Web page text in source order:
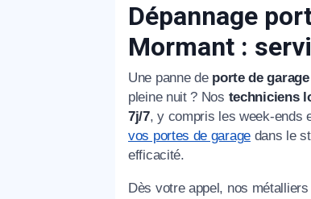
Dépannage
Mormant :
Une panne de porte de
pleine nuit ? Nos techniciens
7j/7, y compris les week-ends
vos portes de garage dans le
efficacité.
Dès votre appel, nos
Nous
votre